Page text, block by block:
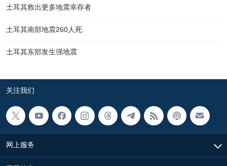
土耳其救出更多地震幸存者
土耳其南部地震260人死
土耳其东部发生强地震
关注我们
网上服务